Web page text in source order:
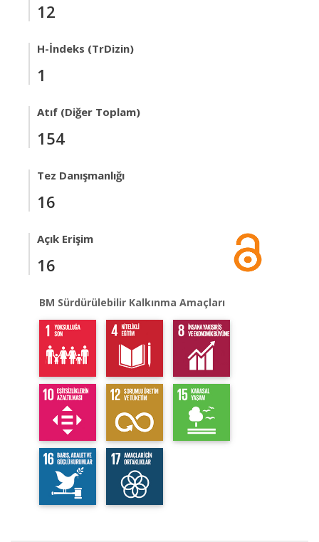
12
H-İndeks (TrDizin)
1
Atıf (Diğer Toplam)
154
Tez Danışmanlığı
16
Açık Erişim
16
BM Sürdürülebilir Kalkınma Amaçları